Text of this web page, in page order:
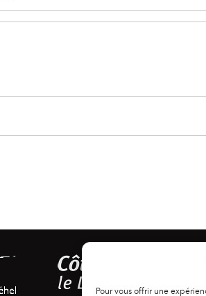
Pour vous offrir une